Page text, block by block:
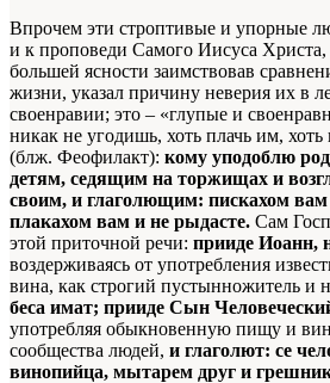
Впрочем эти строптивые и упорные
и к проповеди Самого Иисуса
большей ясности заимствовав
жизни, указал причину неверия их в
своенравии; это – «глупые и
никак не угодишь, хоть плачь им, хоть
(блж. Феофилакт): кому уподоблю
детям, седящим на торжищах и
своим, и глаголющим: пискахом вам
плакахом вам и не рыдасте. Сам
этой приточной речи: прииде Иоанн,
воздерживаясь от употребления
вина, как строгий пустынножитель и
беса имат; прииде Сын
употребляя обыкновенную пищу и
сообщества людей, и глаголют: се
винопийца, мытарем друг и